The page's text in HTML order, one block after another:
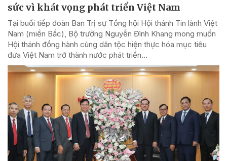
sức vì khát vọng phát triển Việt Nam
Tại buổi tiếp đoàn Ban Trị sự Tổng hội Hội thánh Tin lành Việt
Nam (miền Bắc), Bộ trưởng Nguyễn Đình Khang mong muốn
Hội thánh đồng hành cùng dân tộc hiện thực hóa mục tiêu
đưa Việt Nam trở thành nước phát triển...